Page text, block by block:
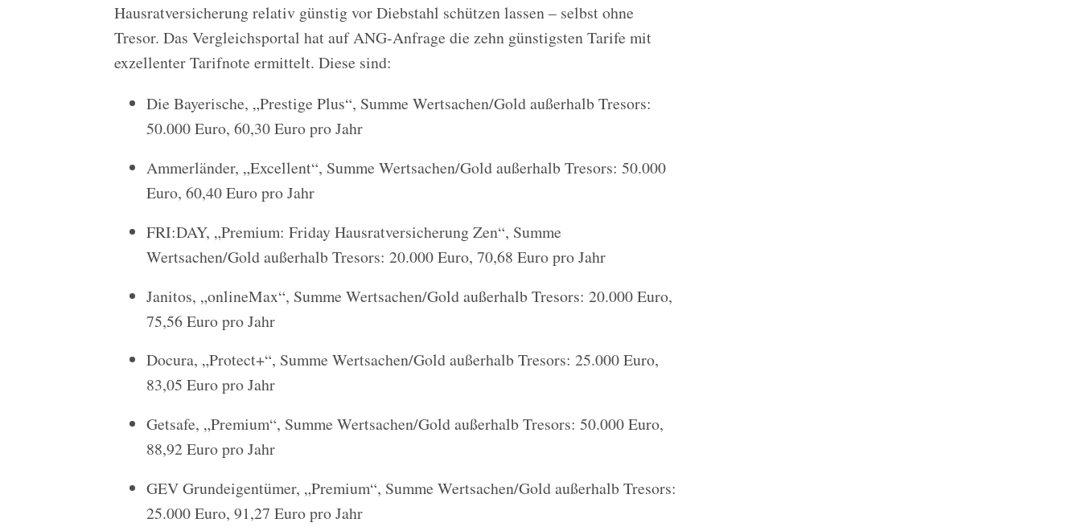
Hausratversicherung relativ günstig vor Diebstahl schützen lassen – selbst ohne
Tresor. Das Vergleichsportal hat auf ANG-Anfrage die zehn günstigsten Tarife mit
exzellenter Tarifnote ermittelt. Diese sind:
Die Bayerische, „Prestige Plus“, Summe Wertsachen/Gold außerhalb Tresors:
50.000 Euro, 60,30 Euro pro Jahr
Ammerländer, „Excellent“, Summe Wertsachen/Gold außerhalb Tresors: 50.000
Euro, 60,40 Euro pro Jahr
FRI:DAY, „Premium: Friday Hausratversicherung Zen“, Summe
Wertsachen/Gold außerhalb Tresors: 20.000 Euro, 70,68 Euro pro Jahr
Janitos, „onlineMax“, Summe Wertsachen/Gold außerhalb Tresors: 20.000 Euro,
75,56 Euro pro Jahr
Docura, „Protect+“, Summe Wertsachen/Gold außerhalb Tresors: 25.000 Euro,
83,05 Euro pro Jahr
Getsafe, „Premium“, Summe Wertsachen/Gold außerhalb Tresors: 50.000 Euro,
88,92 Euro pro Jahr
GEV Grundeigentümer, „Premium“, Summe Wertsachen/Gold außerhalb Tresors:
25.000 Euro, 91,27 Euro pro Jahr